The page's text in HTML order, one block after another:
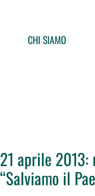
CHI SIAMO
21 aprile
“Salviamo il